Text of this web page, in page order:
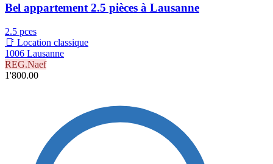
Bel appartement 2.5 pièces à Lausanne
2.5 pces
📑 Location classique
1006 Lausanne
REG.Naef
1'800.00